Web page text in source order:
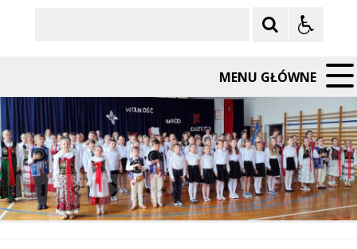
MENU GŁÓWNE
Poprzedni Element
Następny Element
❚❚